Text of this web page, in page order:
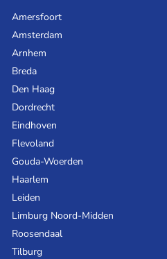
Amersfoort
Amsterdam
Arnhem
Breda
Den Haag
Dordrecht
Eindhoven
Flevoland
Gouda-Woerden
Haarlem
Leiden
Limburg Noord-Midden
Roosendaal
Tilburg